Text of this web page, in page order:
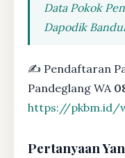
Data Pokok
Dapodik
✍ Pendaftaran
Pandeglang WA
https://pkbm.id/
Pertanyaan